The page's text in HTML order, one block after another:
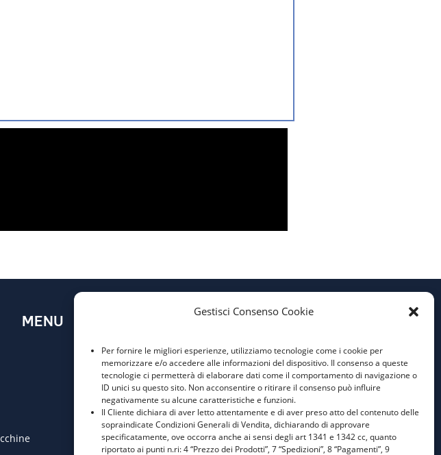
Gestisci Consenso Cookie
Per fornire le migliori esperienze, utilizziamo tecnologie come i cookie per
memorizzare e/o accedere alle informazioni del dispositivo. Il consenso a queste
tecnologie ci permetterà di elaborare dati come il comportamento di navigazione o
ID unici su questo sito. Non acconsentire o ritirare il consenso può influire
negativamente su alcune caratteristiche e funzioni.
Il Cliente dichiara di aver letto attentamente e di aver preso atto del contenuto delle
sopraindicate Condizioni Generali di Vendita, dichiarando di approvare
specificatamente, ove occorra anche ai sensi degli art 1341 e 1342 cc, quanto
riportato ai punti n.ri: 4 “Prezzo dei Prodotti”, 7 “Spedizioni”, 8 “Pagamenti”, 9
MENU
Cookie Policy
Condizioni Generali di
Vendita
Aiuti di Stato 1
Aiuti di Stato 2